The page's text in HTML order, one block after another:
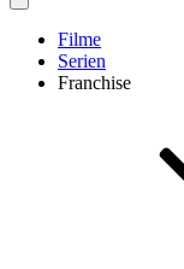
Filme
Serien
Franchise